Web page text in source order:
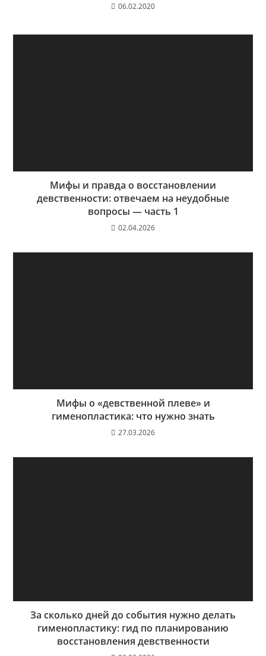
06.02.2020
Мифы и правда о восстановлении
девственности: отвечаем на неудобные
вопросы — часть 1
02.04.2026
Мифы о «девственной плеве» и
гименопластика: что нужно знать
27.03.2026
За сколько дней до события нужно делать
гименопластику: гид по планированию
восстановления девственности